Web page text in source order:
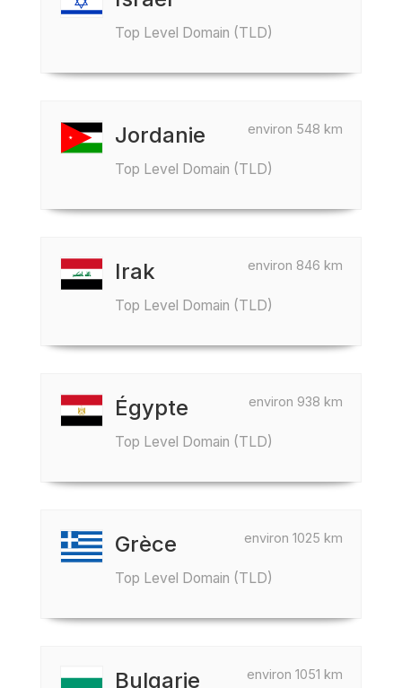
Top Level Domain (TLD)
environ 548 km
Jordanie
Top Level Domain (TLD)
environ 846 km
Irak
Top Level Domain (TLD)
environ 938 km
Égypte
Top Level Domain (TLD)
environ 1025 km
Grèce
Top Level Domain (TLD)
environ 1051 km
Bulgarie